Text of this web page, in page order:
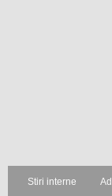
Stiri interne